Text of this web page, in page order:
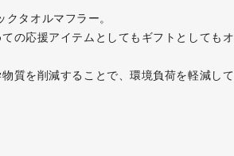
タオルマフラー。
の応援アイテムとしてもギフトとしてもオ
質を削減することで、環境負荷を軽減して